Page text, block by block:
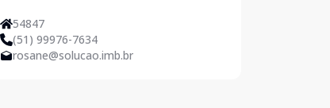
54847
(51) 99976-7634
rosane@solucao.imb.br